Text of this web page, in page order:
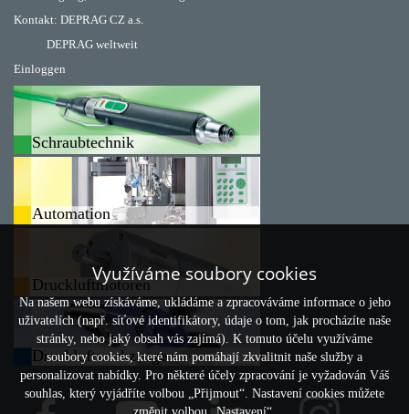
Kontakt: DEPRAG CZ a.s.
DEPRAG weltweit
Einloggen
Schraubtechnik
Automation
Druckluftmotoren
Druckluftwerkzeuge
Využíváme soubory cookies
Na našem webu získáváme, ukládáme a zpracováváme informace o jeho
uživatelích (např. síťové identifikátory, údaje o tom, jak procházíte naše
stránky, nebo jaký obsah vás zajímá). K tomuto účelu využíváme
soubory cookies, které nám pomáhají zkvalitnit naše služby a
personalizovat nabídky. Pro některé účely zpracování je vyžadován Váš
souhlas, který vyjádříte volbou „Přijmout“. Nastavení cookies můžete